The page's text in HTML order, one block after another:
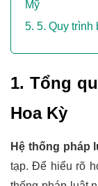
Mỹ
5. Quy trình
1. Tổng
Hoa Kỳ
Hệ thống pháp
tạp. Để hiểu rõ